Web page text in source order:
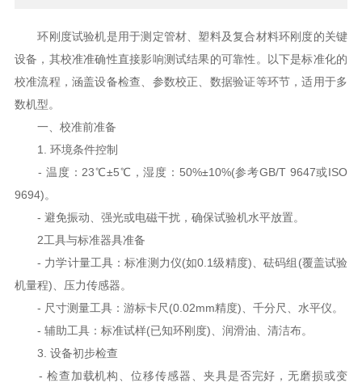
环刚度试验机是用于测定管材、塑料及复合材料环刚度的关键
设备，其校准准确性直接影响测试结果的可靠性。以下是标准化的
校准流程，涵盖设备检查、参数校正、数据验证等环节，适用于多
数机型。
一、校准前准备
1. 环境条件控制
- 温度：23℃±5℃，湿度：50%±10%(参考GB/T 9647或ISO
9694)。
- 避免振动、强光或电磁干扰，确保试验机水平放置。
2工具与标准器具准备
- 力学计量工具：标准测力仪(如0.1级精度)、砝码组(覆盖试验
机量程)、压力传感器。
- 尺寸测量工具：游标卡尺(0.02mm精度)、千分尺、水平仪。
- 辅助工具：标准试样(已知环刚度)、润滑油、清洁布。
3. 设备初步检查
- 检查加载机构、位移传感器、夹具是否完好，无磨损或变